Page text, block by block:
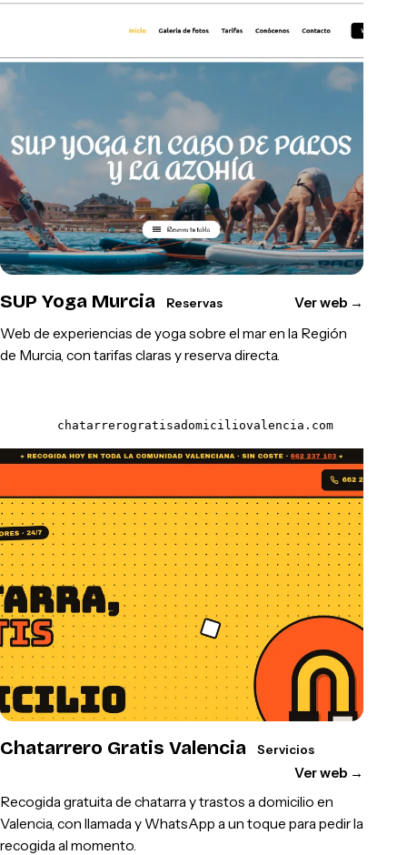
SUP Yoga Murcia Reservas Ver web →
Web de experiencias de yoga sobre el mar en la Región
de Murcia, con tarifas claras y reserva directa.
chatarrerogratisadomiciliovalencia.com
Chatarrero Gratis Valencia Servicios
Ver web →
Recogida gratuita de chatarra y trastos a domicilio en
Valencia, con llamada y WhatsApp a un toque para pedir la
recogida al momento.